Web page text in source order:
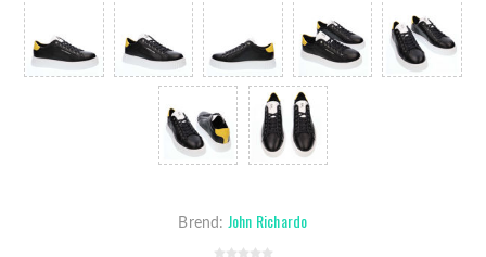
Brend: John Richardo